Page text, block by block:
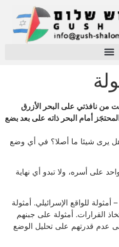
من نافذتي على البحر الأزرق
أمام البحر ذاته على بعد بضع
يرى شيئا ما أصلا؟ في أي وضع
على أسره، ولا تبدو أي نهاية
للواقع الإسرائيلي. أمثولة
القرارات. أمثولة على جبنهم
عدم قدرتهم على تحليل الوضع